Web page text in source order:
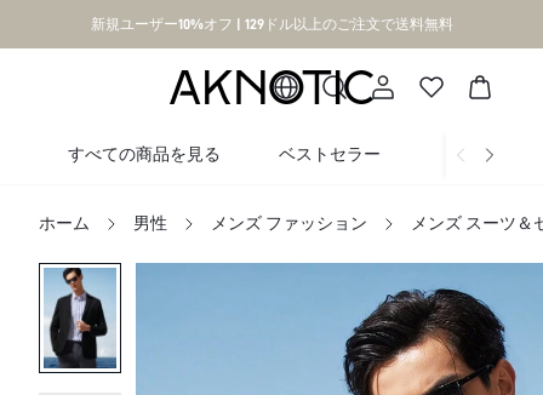
新規ユーザー10%オフ | 129ドル以上のご注文で送料無料
すべての商品を見る ベストセラー 新着
ホーム 男性 メンズ ファッション メンズ スーツ＆